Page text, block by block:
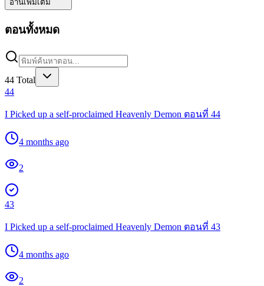
อ่านเพิ่มเติม
ตอนทั้งหมด
44 Total
44
I Picked up a self-proclaimed Heavenly Demon ตอนที่ 44
4 months ago
2
43
I Picked up a self-proclaimed Heavenly Demon ตอนที่ 43
4 months ago
2